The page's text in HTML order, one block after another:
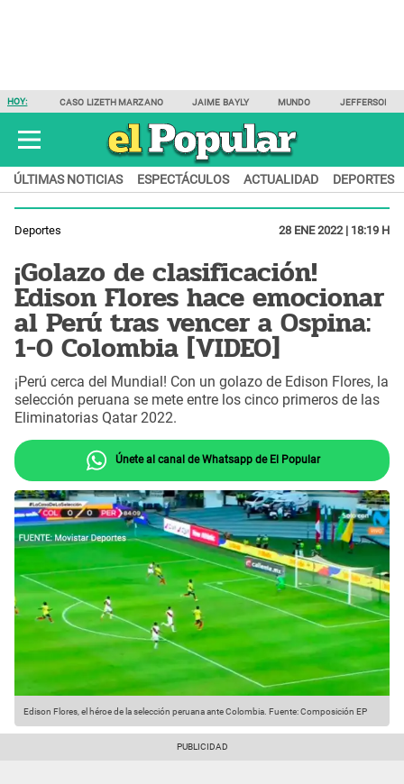
HOY: CASO LIZETH MARZANO JAIME BAYLY MUNDO JEFFERSON
ÚLTIMAS NOTICIAS ESPECTÁCULOS ACTUALIDAD DEPORTES
Deportes 28 ENE 2022 | 18:19 H
¡Golazo de clasificación!
Edison Flores hace emocionar
al Perú tras vencer a Ospina:
1-0 Colombia [VIDEO]
¡Perú cerca del Mundial! Con un golazo de Edison Flores, la
selección peruana se mete entre los cinco primeros de las
Eliminatorias Qatar 2022.
Únete al canal de Whatsapp de El Popular
Edison Flores, el héroe de la selección peruana ante Colombia. Fuente: Composición EP